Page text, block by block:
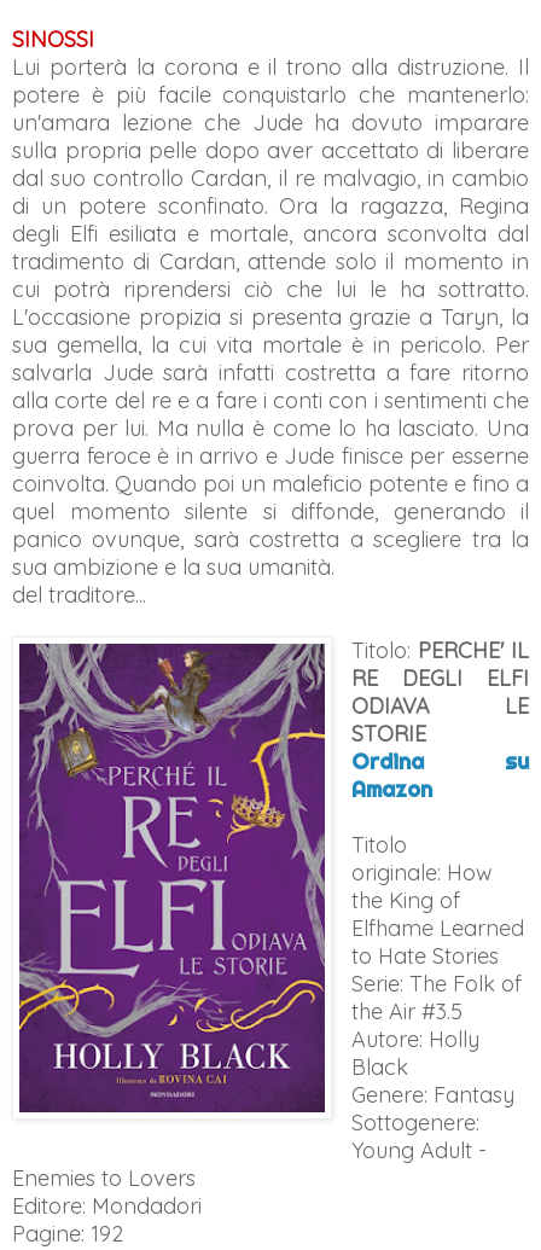
SINOSSI
Lui porterà la corona e il trono alla distruzione. Il
potere è più facile conquistarlo che mantenerlo:
un'amara lezione che Jude ha dovuto imparare
sulla propria pelle dopo aver accettato di liberare
dal suo controllo Cardan, il re malvagio, in cambio
di un potere sconfinato. Ora la ragazza, Regina
degli Elfi esiliata e mortale, ancora sconvolta dal
tradimento di Cardan, attende solo il momento in
cui potrà riprendersi ciò che lui le ha sottratto.
L'occasione propizia si presenta grazie a Taryn, la
sua gemella, la cui vita mortale è in pericolo. Per
salvarla Jude sarà infatti costretta a fare ritorno
alla corte del re e a fare i conti con i sentimenti che
prova per lui. Ma nulla è come lo ha lasciato. Una
guerra feroce è in arrivo e Jude finisce per esserne
coinvolta. Quando poi un maleficio potente e fino a
quel momento silente si diffonde, generando il
panico ovunque, sarà costretta a scegliere tra la
sua ambizione e la sua umanità.
del traditore...
Titolo: PERCHE' IL
RE DEGLI ELFI
ODIAVA LE
STORIE
Ordina su
Amazon
Titolo
originale: How
the King of
Elfhame Learned
to Hate Stories
Serie: The Folk of
the Air #3.5
Autore: Holly
Black
Genere: Fantasy
Sottogenere:
Young Adult -
Enemies to Lovers
Editore: Mondadori
Pagine: 192